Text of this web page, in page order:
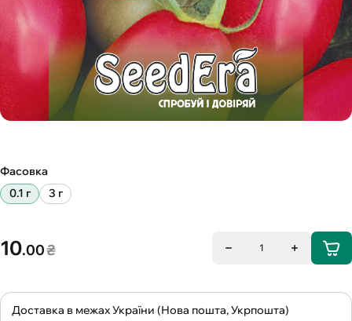
Фасовка
0.1 г
3 г
10.00₴ 1
Доставка в межах України (Нова пошта, Укрпошта)